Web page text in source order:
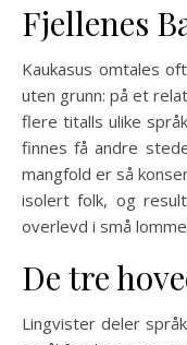
Fjellenes
Kaukasus omtales ofte som «fjellenes Babel». Det er ikke
uten grunn: på et
flere titalls ulike
finnes få andre
mangfold er så
isolert folk, og
overlevd i små
De tre
Lingvister deler